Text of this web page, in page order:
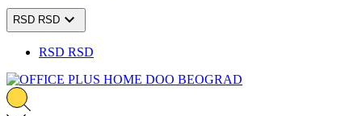
RSD RSD 
RSD RSD